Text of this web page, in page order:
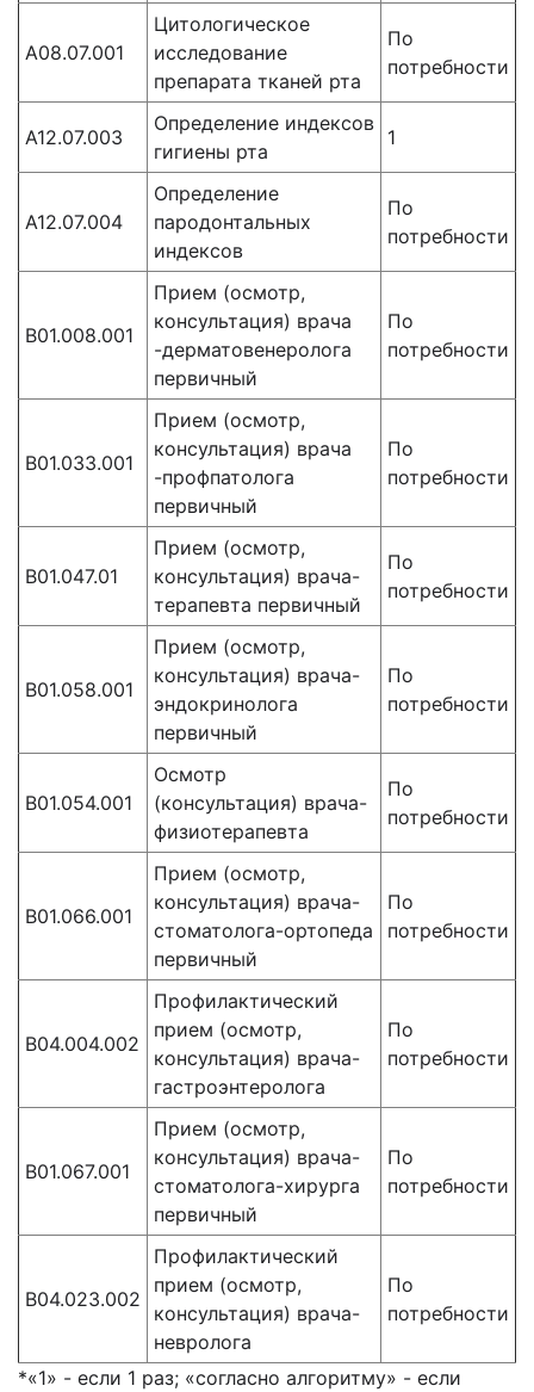
А08.07.001
Цитологическое
исследование
препарата тканей рта
По
потребности
А12.07.003
Определение индексов
гигиены рта
1
А12.07.004
Определение
пародонтальных
индексов
По
потребности
B01.008.001
Прием (осмотр,
консультация) врача
-дерматовенеролога
первичный
По
потребности
B01.033.001
Прием (осмотр,
консультация) врача
-профпатолога
первичный
По
потребности
В01.047.01
Прием (осмотр,
консультация) врача-
терапевта первичный
По
потребности
B01.058.001
Прием (осмотр,
консультация) врача-
эндокринолога
первичный
По
потребности
B01.054.001
Осмотр
(консультация) врача-
физиотерапевта
По
потребности
B01.066.001
Прием (осмотр,
консультация) врача-
стоматолога-ортопеда
первичный
По
потребности
B04.004.002
Профилактический
прием (осмотр,
консультация) врача-
гастроэнтеролога
По
потребности
B01.067.001
Прием (осмотр,
консультация) врача-
стоматолога-хирурга
первичный
По
потребности
B04.023.002
Профилактический
прием (осмотр,
консультация) врача-
невролога
По
потребности
*«1» - если 1 раз; «согласно алгоритму» - если